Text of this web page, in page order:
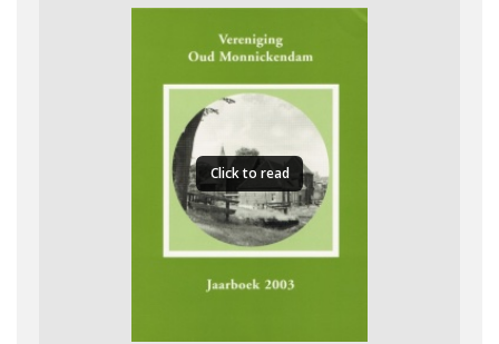
Click to read